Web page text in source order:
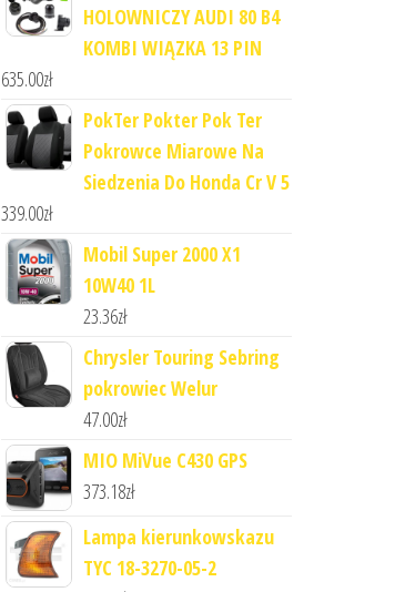
HOLOWNICZY AUDI 80 B4
KOMBI WIĄZKA 13 PIN
635.00zł
PokTer Pokter Pok Ter
Pokrowce Miarowe Na
Siedzenia Do Honda Cr V 5
339.00zł
Mobil Super 2000 X1
10W40 1L
23.36zł
Chrysler Touring Sebring
pokrowiec Welur
47.00zł
MIO MiVue C430 GPS
373.18zł
Lampa kierunkowskazu
TYC 18-3270-05-2